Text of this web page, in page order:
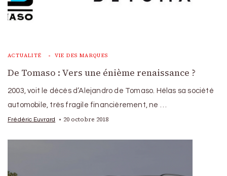
ACTUALITÉ VIE DES MARQUES
De Tomaso : Vers une énième renaissance ?
2003, voit le décès d’Alejandro de Tomaso. Hélas sa société
automobile, très fragile financièrement, ne …
Frédéric Euvrard 20 octobre 2018